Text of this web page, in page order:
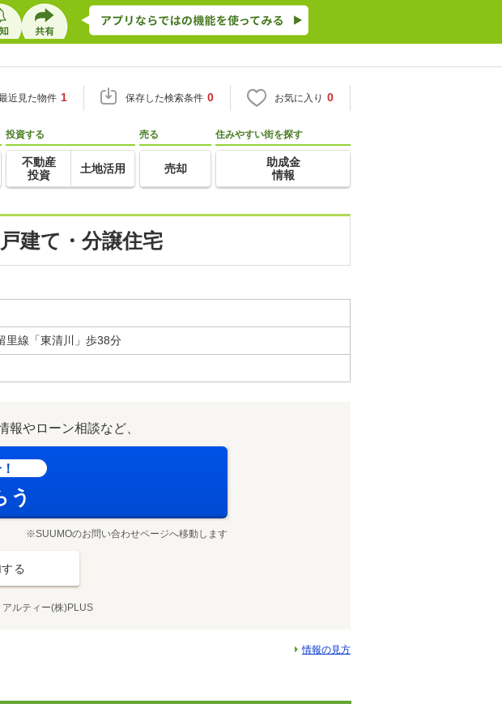
近見た物件 1 保存した検索条件 0 お気に入り 0
投資する
不動産
投資
土地活用
売る
売却
住みやすい街を探す
助成金
情報
建て・分譲住宅
里線「東清川」歩38分
報やローン相談など、
う
※SUUMOのお問い合わせページへ移動します
る
ルティー(株)PLUS
情報の見方